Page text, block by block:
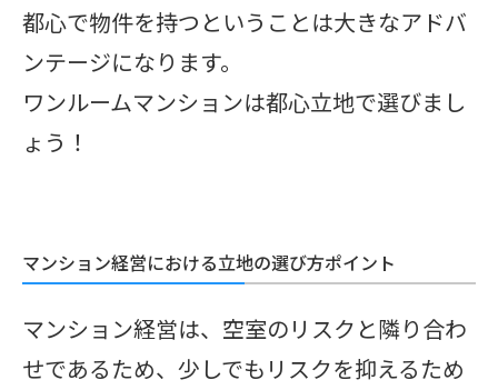
都心で物件を持つということは大きなアドバ
ンテージになります。
ワンルームマンションは都心立地で選びまし
ょう！
マンション経営における立地の選び方ポイント
マンション経営は、空室のリスクと隣り合わ
せであるため、少しでもリスクを抑えるため